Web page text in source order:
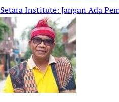
navigation
Setara Institute: Jangan Ada